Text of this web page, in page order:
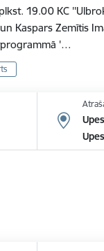
19.00 KC
Kaspars Zemītis
'…